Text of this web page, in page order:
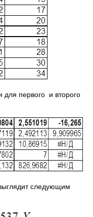
первого и второго
следующим